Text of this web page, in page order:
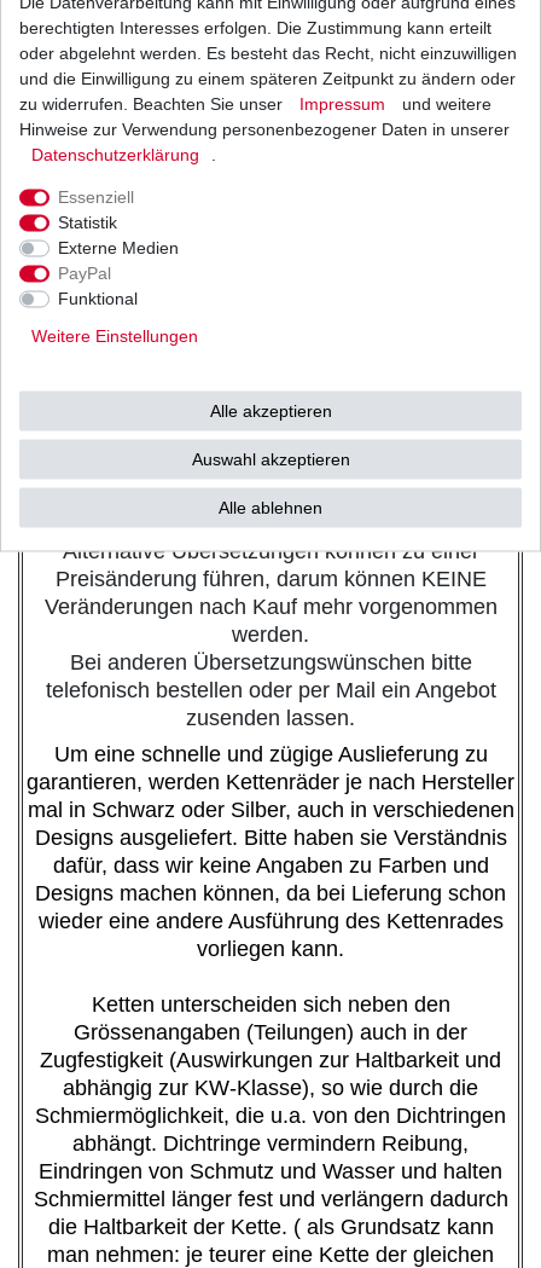
Teilung:
520
Kettenlänge in
Gliedern:
106
Typ:
VX
Gummiringe
X-Ring
Stärke:
verstärkt
Verschluss:
Farbe:
Zahnkranz
Nietschlösser bedürfen eines Spezialwerkzeuges,
wir empfehlen die Montage über eine
Fachwerkstatt, Clipschlösser können nur
gesondert bestellt werden, sofern diese für die
angebotene Kette lieferbar sind.
Alternative Übersetzungen können zu einer
Preisänderung führen, darum können KEINE
Veränderungen nach Kauf mehr vorgenommen
werden.
Bei anderen Übersetzungswünschen bitte
telefonisch bestellen oder per Mail ein Angebot
zusenden lassen.
Um eine schnelle und zügige Auslieferung zu
garantieren, werden Kettenräder je nach Hersteller
mal in Schwarz oder Silber, auch in verschiedenen
Designs ausgeliefert. Bitte haben sie Verständnis
dafür, dass wir keine Angaben zu Farben und
Designs machen können, da bei Lieferung schon
wieder eine andere Ausführung des Kettenrades
vorliegen kann.
Ketten unterscheiden sich neben den
Grössenangaben (Teilungen) auch in der
Zugfestigkeit (Auswirkungen zur Haltbarkeit und
abhängig zur KW-Klasse), so wie durch die
Schmiermöglichkeit, die u.a. von den Dichtringen
abhängt. Dichtringe vermindern Reibung,
Eindringen von Schmutz und Wasser und halten
Schmiermittel länger fest und verlängern dadurch
die Haltbarkeit der Kette. ( als Grundsatz kann
man nehmen: je teurer eine Kette der gleichen
berechtigten Interesses erfolgen. Die Zustimmung kann erteilt
oder abgelehnt werden. Es besteht das Recht, nicht einzuwilligen
und die Einwilligung zu einem späteren Zeitpunkt zu ändern oder
zu widerrufen. Beachten Sie unser
Impressum
und weitere
Hinweise zur Verwendung personenbezogener Daten in unserer
Daten­schutz­erklärung
Essenziell
Statistik
Externe Medien
PayPal
Funktional
Weitere Einstellungen
Alle akzeptieren
Auswahl akzeptieren
Alle ablehnen